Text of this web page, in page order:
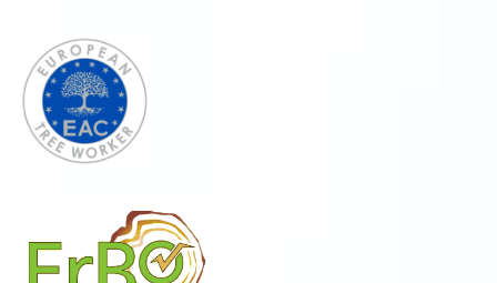
CONTACT